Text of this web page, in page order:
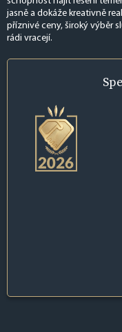
jasně a dokáže kreativně
příznivé ceny, široký výběr
rádi vracejí.